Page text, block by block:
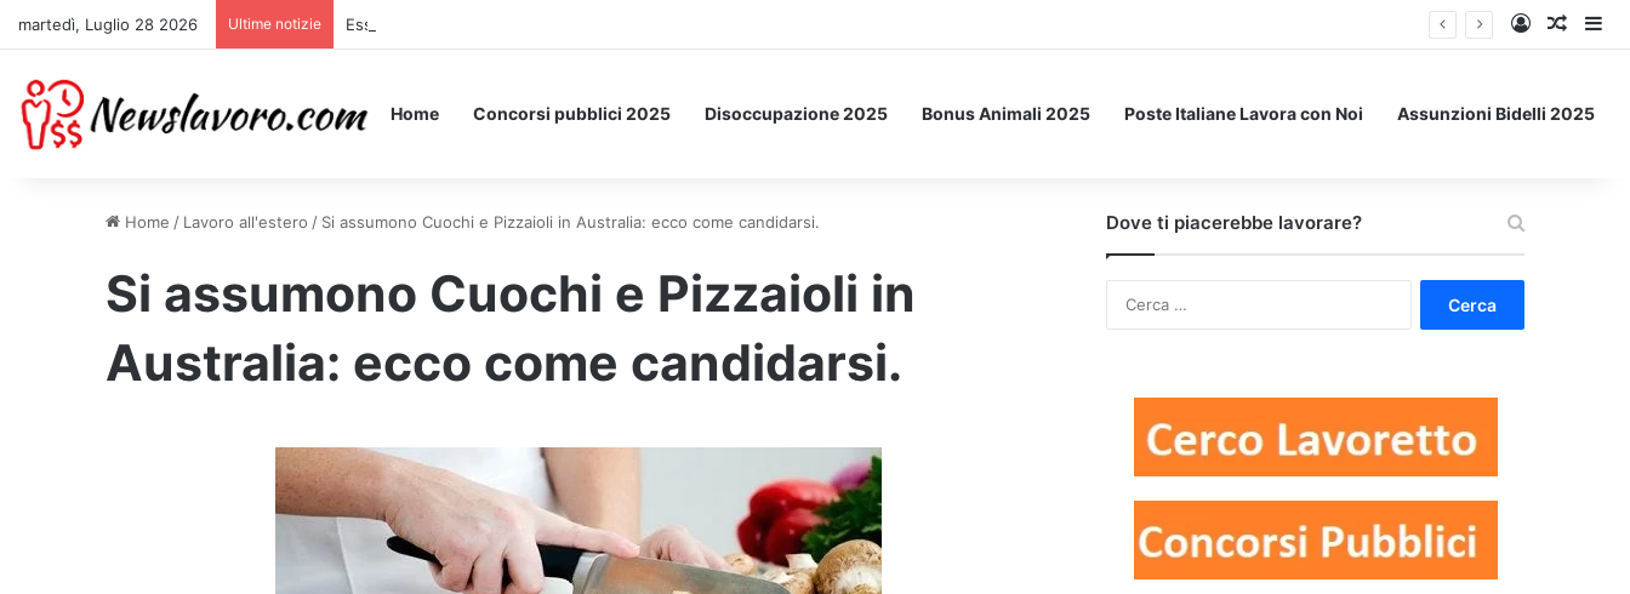
martedì, Luglio 28 2026 Ultime notizie Essere Pagati per Stare a Letto: ecco l’esperimento spaziale. Accedi
Un
Home Concorsi pubblici 2025 Disoccupazione 2025 Bonus Animali 2025 Poste Italiane Lavora con Noi Assunzioni Bidelli 2025
Home / Lavoro all'estero / Si assumono Cuochi e Pizzaioli in Australia: ecco come candidarsi.
Si assumono Cuochi e Pizzaioli in
Australia: ecco come candidarsi.
Dove ti piacerebbe lavorare?